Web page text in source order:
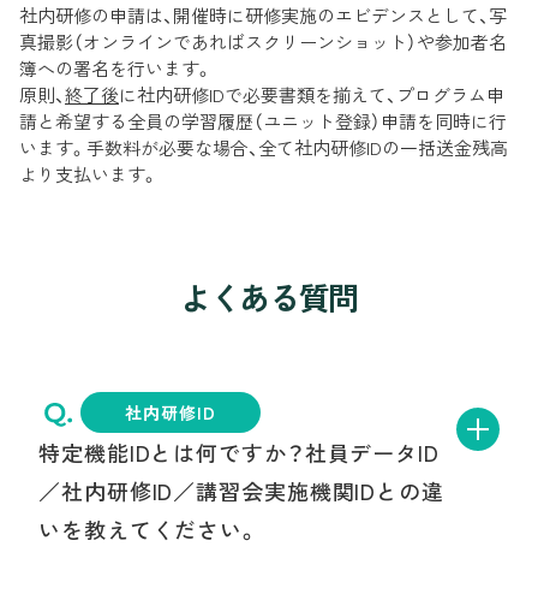
社内研修の申請は、開催時に研修実施のエビデンスとして、写
真撮影（オンラインであればスクリーンショット）や参加者名
簿への署名を行います。
原則、終了後に社内研修IDで必要書類を揃えて、プログラム申
請と希望する全員の学習履歴（ユニット登録）申請を同時に行
います。手数料が必要な場合、全て社内研修IDの一括送金残高
より支払います。
よくある質問
社内研修ID
特定機能IDとは何ですか？社員データID
／社内研修ID／講習会実施機関IDとの違
いを教えてください。